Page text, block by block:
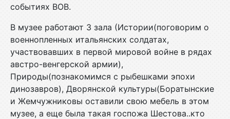
событиях ВОВ.
В музее работают 3 зала (Истории(поговорим о
военнопленных итальянских солдатах,
участвовавших в первой мировой войне в рядах
австро-венгерской армии),
Природы(познакомимся с рыбешками эпохи
динозавров), Дворянской культуры(Боратынские
и Жемчужниковы оставили свою мебель в этом
музее, а еще была такая госпожа Шестова..кто